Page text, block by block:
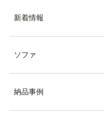
新着情報
ソファ
納品事例